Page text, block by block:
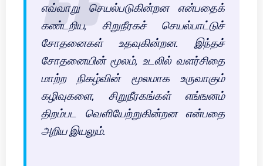
எவ்வாறு செயல்படுகின்றன என்பதைக்
கண்டறிய, சிறுநீரகச் செயல்பாட்டுச்
சோதனைகள் உதவுகின்றன. இந்தச்
சோதனையின் மூலம், உடலில் வளர்சிதை
மாற்ற நிகழ்வின் மூலமாக உருவாகும்
கழிவுகளை, சிறுநீரகங்கள் எங்ஙனம்
திறம்பட வெளியேற்றுகின்றன என்பதை
அறிய இயலும்.